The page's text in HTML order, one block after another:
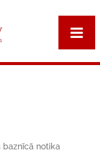
baznīcā notika